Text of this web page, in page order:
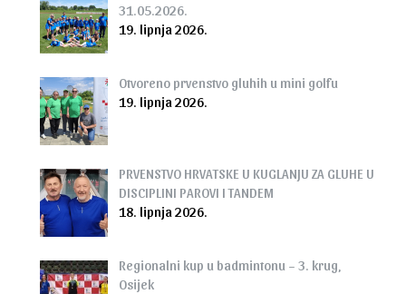
31.05.2026.
19. lipnja 2026.
Otvoreno prvenstvo gluhih u mini golfu
19. lipnja 2026.
PRVENSTVO HRVATSKE U KUGLANJU ZA GLUHE U
DISCIPLINI PAROVI I TANDEM
18. lipnja 2026.
Regionalni kup u badmintonu – 3. krug,
Osijek